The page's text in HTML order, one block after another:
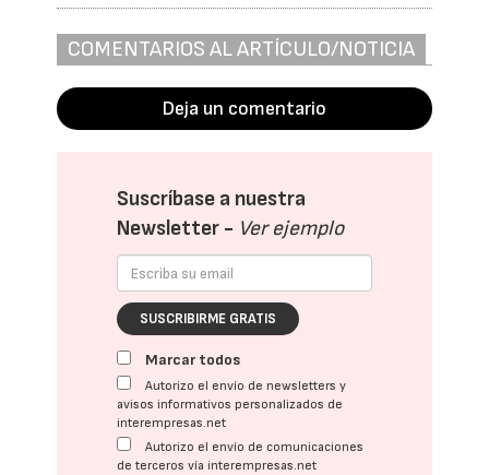
COMENTARIOS AL ARTÍCULO/NOTICIA
Deja un comentario
Suscríbase a nuestra
Newsletter - Ver ejemplo
SUSCRIBIRME GRATIS
Marcar todos
Autorizo el envío de newsletters y
avisos informativos personalizados de
interempresas.net
Autorizo el envío de comunicaciones
de terceros vía interempresas.net